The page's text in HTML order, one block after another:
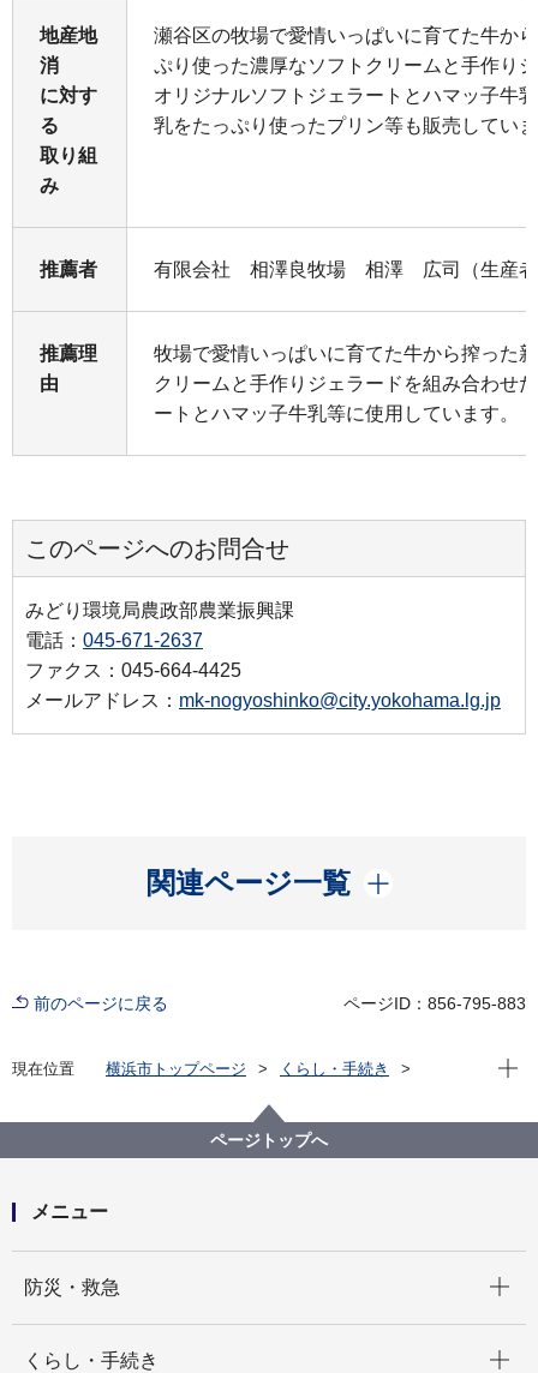
地産地
消
に対す
る
取り組
み
瀬谷区の牧場で愛情いっぱいに育てた牛か
ぷり使った濃厚なソフトクリームと手作り
オリジナルソフトジェラートとハマッ子牛
乳をたっぷり使ったプリン等も販売してい
推薦者 有限会社 相澤良牧場 相澤 広司（生産者
推薦理
由
牧場で愛情いっぱいに育てた牛から搾った
クリームと手作りジェラードを組み合わせ
ートとハマッ子牛乳等に使用しています。
このページへのお問合せ
みどり環境局農政部農業振興課
電話： 045-671-2637
ファクス：045-664-4425
メールアドレス： mk-nogyoshinko@city.yokohama.lg.jp
関連ページ一覧
開く
前のページに戻る ページID：856-795-883
現在位置 横浜市トップページ
くらし・手続き
地産地消の取組「買う・味わう」
よこはまの農畜産物を味わう(よこはま地産地消サポー
ト店等)
現在
ページトップへ
メニュー
防災・救急
くらし・手続き